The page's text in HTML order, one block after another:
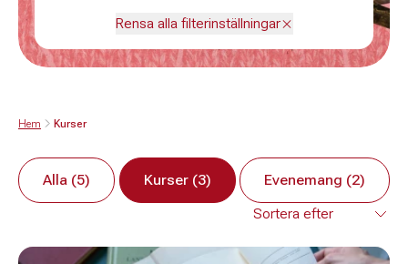
Rensa alla filterinställningar
Hem Kurser
Alla (5) Kurser (3) Evenemang (2)